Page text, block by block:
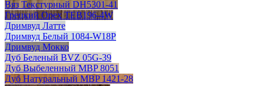
Вяз Текстурный DH5301-41
Грецкий Орех TEB196-4W
Дримвуд Латте
Дримвуд Белый 1084-W18P
Дримвуд Мокко
Дуб Беленый BVZ 05G-39
Дуб Выбеленный MBP 8051
Дуб Натуральный MBP 1421-28